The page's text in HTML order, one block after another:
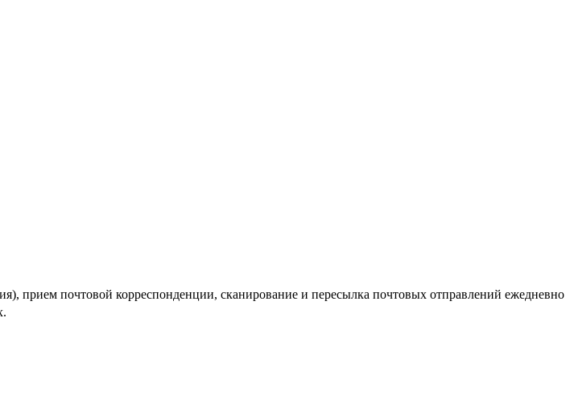
прием почтовой корреспонденции, сканирование и пересылка почтовых отправлений ежедневно